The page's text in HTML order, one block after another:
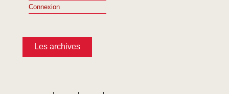
Connexion
Les archives